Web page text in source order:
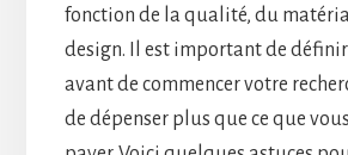
fonction de la qualité, du
design. Il est important de
avant de commencer votre
de dépenser plus que ce que